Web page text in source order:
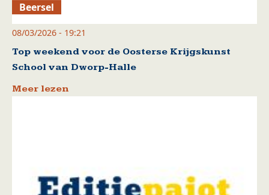
Beersel
08/03/2026 - 19:21
Top weekend voor de Oosterse Krijgskunst
School van Dworp-Halle
Meer lezen